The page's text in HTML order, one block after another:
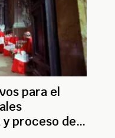
para el
proceso de